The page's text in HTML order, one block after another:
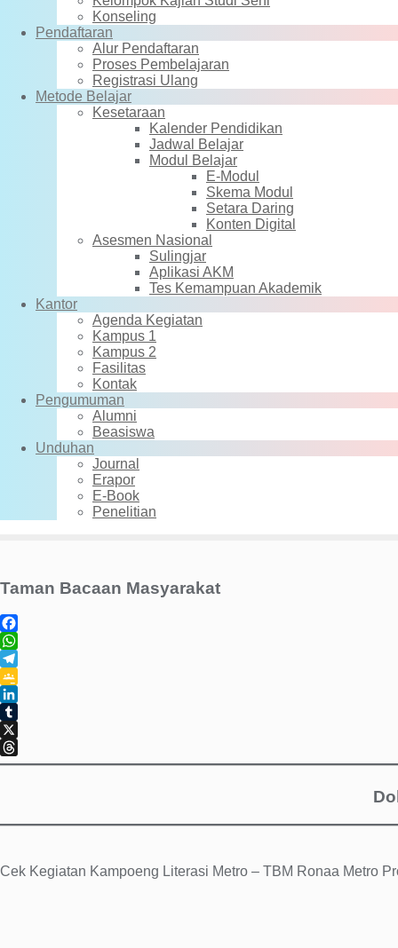
Konseling
Pendaftaran
Alur Pendaftaran
Proses Pembelajaran
Registrasi Ulang
Metode Belajar
Kesetaraan
Kalender Pendidikan
Jadwal Belajar
Modul Belajar
E-Modul
Skema Modul
Setara Daring
Konten Digital
Asesmen Nasional
Sulingjar
Aplikasi AKM
Tes Kemampuan Akademik
Kantor
Agenda Kegiatan
Kampus 1
Kampus 2
Fasilitas
Kontak
Pengumuman
Alumni
Beasiswa
Unduhan
Journal
Erapor
E-Book
Penelitian
Taman Bacaan Masyarakat
Facebook
WhatsApp
Telegram
Google
Classroom
LinkedIn
Tumblr
X
Threads
Cek Kegiatan Kampoeng Literasi Metro – TBM Ronaa Metro